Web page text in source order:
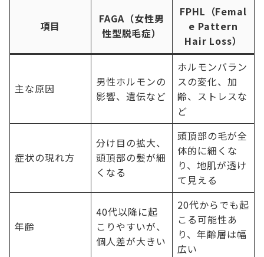
項目
FAGA（女性男
性型脱毛症）
FPHL（Femal
e Pattern
Hair Loss）
主な原因
男性ホルモンの
影響、遺伝など
ホルモンバラン
スの変化、加
齢、ストレスな
ど
症状の現れ方
分け目の拡大、
頭頂部の髪が細
くなる
頭頂部の毛が全
体的に細くな
り、地肌が透け
て見える
年齢
40代以降に起
こりやすいが、
個人差が大きい
20代からでも起
こる可能性あ
り、年齢層は幅
広い